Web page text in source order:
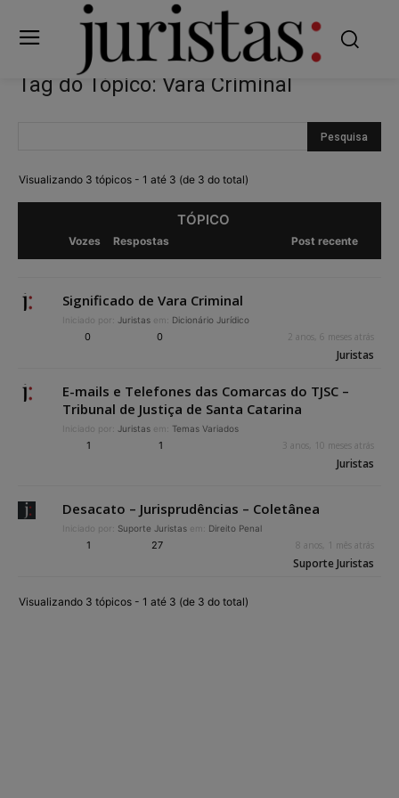
Tag do Tópico: Vara Criminal
Visualizando 3 tópicos - 1 até 3 (de 3 do total)
TÓPICO
Vozes Respostas Post recente
Significado de Vara Criminal
Iniciado por: Juristas em: Dicionário Jurídico
0 0 2 anos, 6 meses atrás
Juristas
E-mails e Telefones das Comarcas do TJSC –
Tribunal de Justiça de Santa Catarina
Iniciado por: Juristas em: Temas Variados
1 1 3 anos, 10 meses atrás
Juristas
Desacato – Jurisprudências – Coletânea
Iniciado por: Suporte Juristas em: Direito Penal
1 27 8 anos, 1 mês atrás
Suporte Juristas
Visualizando 3 tópicos - 1 até 3 (de 3 do total)